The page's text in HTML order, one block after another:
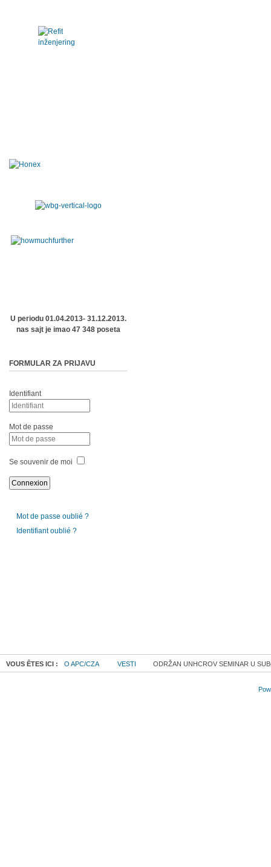
U periodu 01.04.2013- 31.12.2013.
nas sajt je imao 47 348 poseta
FORMULAR ZA PRIJAVU
Identifiant
Mot de passe
Se souvenir de moi
Mot de passe oublié ?
Identifiant oublié ?
VOUS ÊTES ICI : O APC/CZA VESTI ODRŽAN UNHCROV SEMINAR U